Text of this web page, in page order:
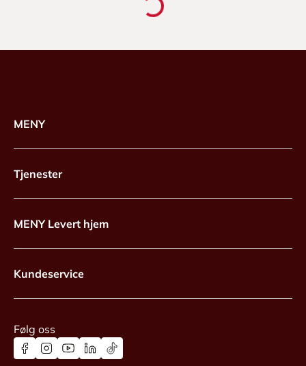
MENY
Tjenester
MENY Levert hjem
Kundeservice
Følg oss